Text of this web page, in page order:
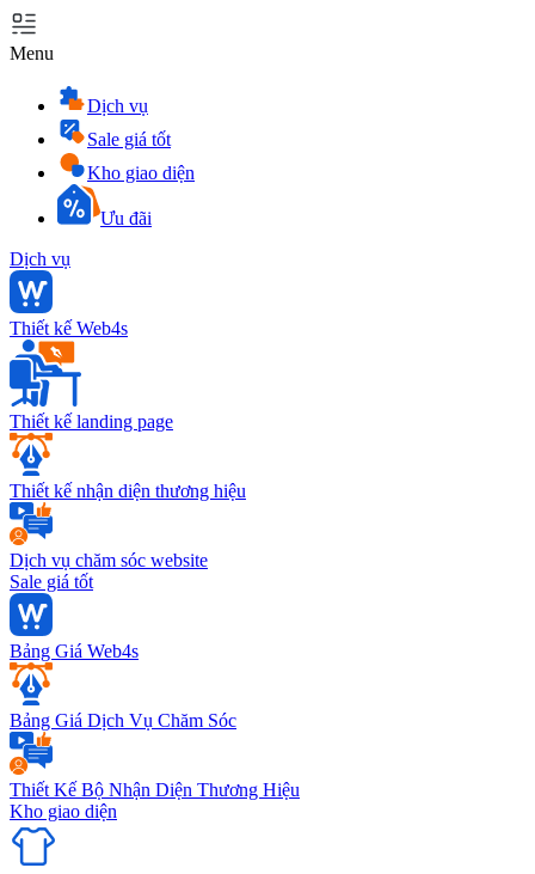
Menu
Dịch vụ
Sale giá tốt
Kho giao diện
Ưu đãi
Dịch vụ
Thiết kế Web4s
Thiết kế landing page
Thiết kế nhận diện thương hiệu
Dịch vụ chăm sóc website
Sale giá tốt
Bảng Giá Web4s
Bảng Giá Dịch Vụ Chăm Sóc
Thiết Kế Bộ Nhận Diện Thương Hiệu
Kho giao diện